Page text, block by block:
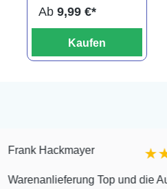
Ab 9,99 €*
Kaufen
★★★★
Top und die Auswahl plus